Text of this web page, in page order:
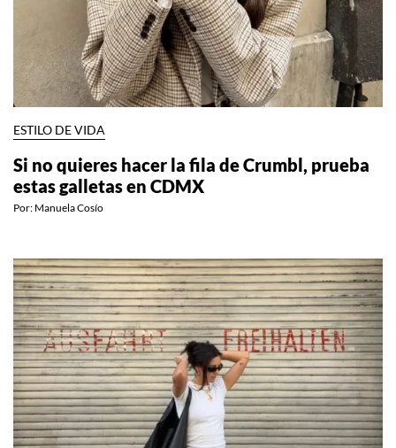
ESTILO DE VIDA
Si no quieres hacer la fila de Crumbl, prueba
estas galletas en CDMX
Por: Manuela Cosío